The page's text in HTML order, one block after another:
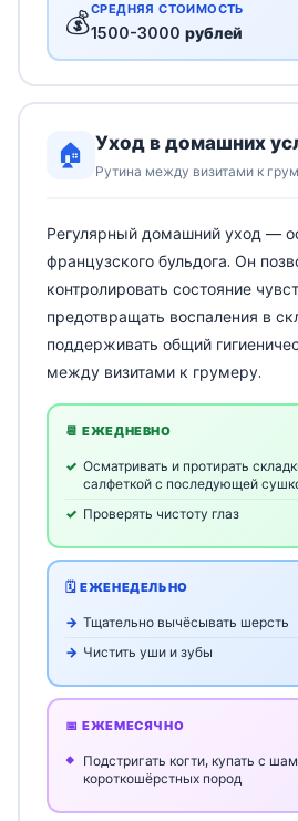
💰СРЕДНЯЯ СТОИМОСТЬ
1500-3000 рублей
🏠 Уход в домашних
Рутина между визитами к
Регулярный домашний уход —
французского бульдога. Он
контролировать состояние
предотвращать воспаления в
поддерживать общий
между визитами к грумеру.
📆 ЕЖЕДНЕВНО
Осматривать и протирать
салфеткой с последующей
Проверять чистоту глаз
🗓️ ЕЖЕНЕДЕЛЬНО
Тщательно вычёсывать шерсть
Чистить уши и зубы
📅 ЕЖЕМЕСЯЧНО
Подстригать когти, купать с
короткошёрстных пород